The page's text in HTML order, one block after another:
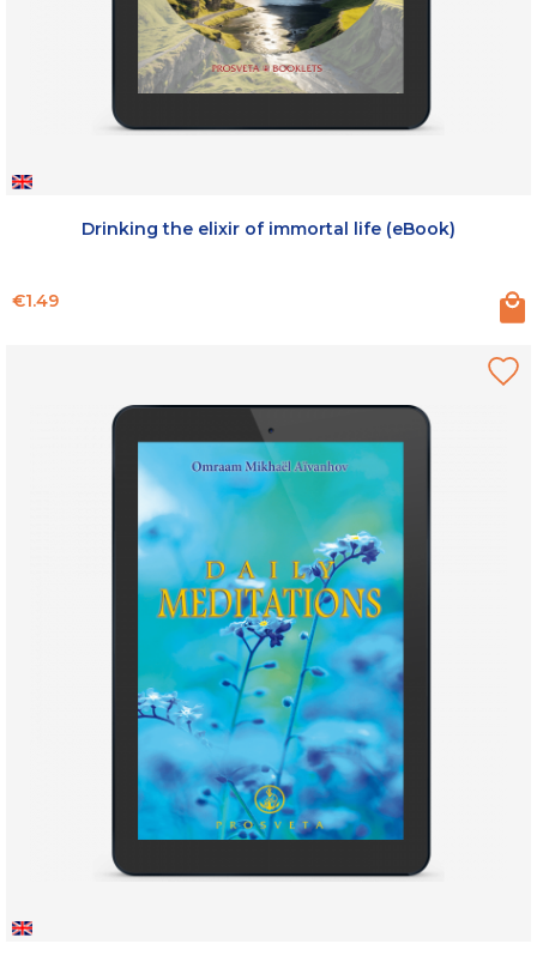
Drinking the elixir of immortal life (eBook)
Price
€1.49